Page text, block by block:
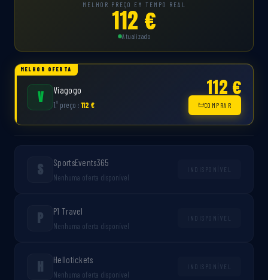
MELHOR PREÇO EM TEMPO REAL
112 €
Atualizado
MELHOR OFERTA
V Viagogo
1.º preço :112 €
112 €
COMPRAR
S SportsEvents365
Nenhuma oferta disponível
INDISPONÍVEL
P P1 Travel
Nenhuma oferta disponível
INDISPONÍVEL
H Hellotickets
Nenhuma oferta disponível
INDISPONÍVEL